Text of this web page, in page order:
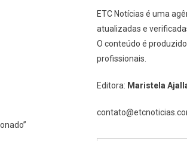
ETC Notícias é uma
atualizadas e
O conteúdo é
profissionais.
Editora: Maristela